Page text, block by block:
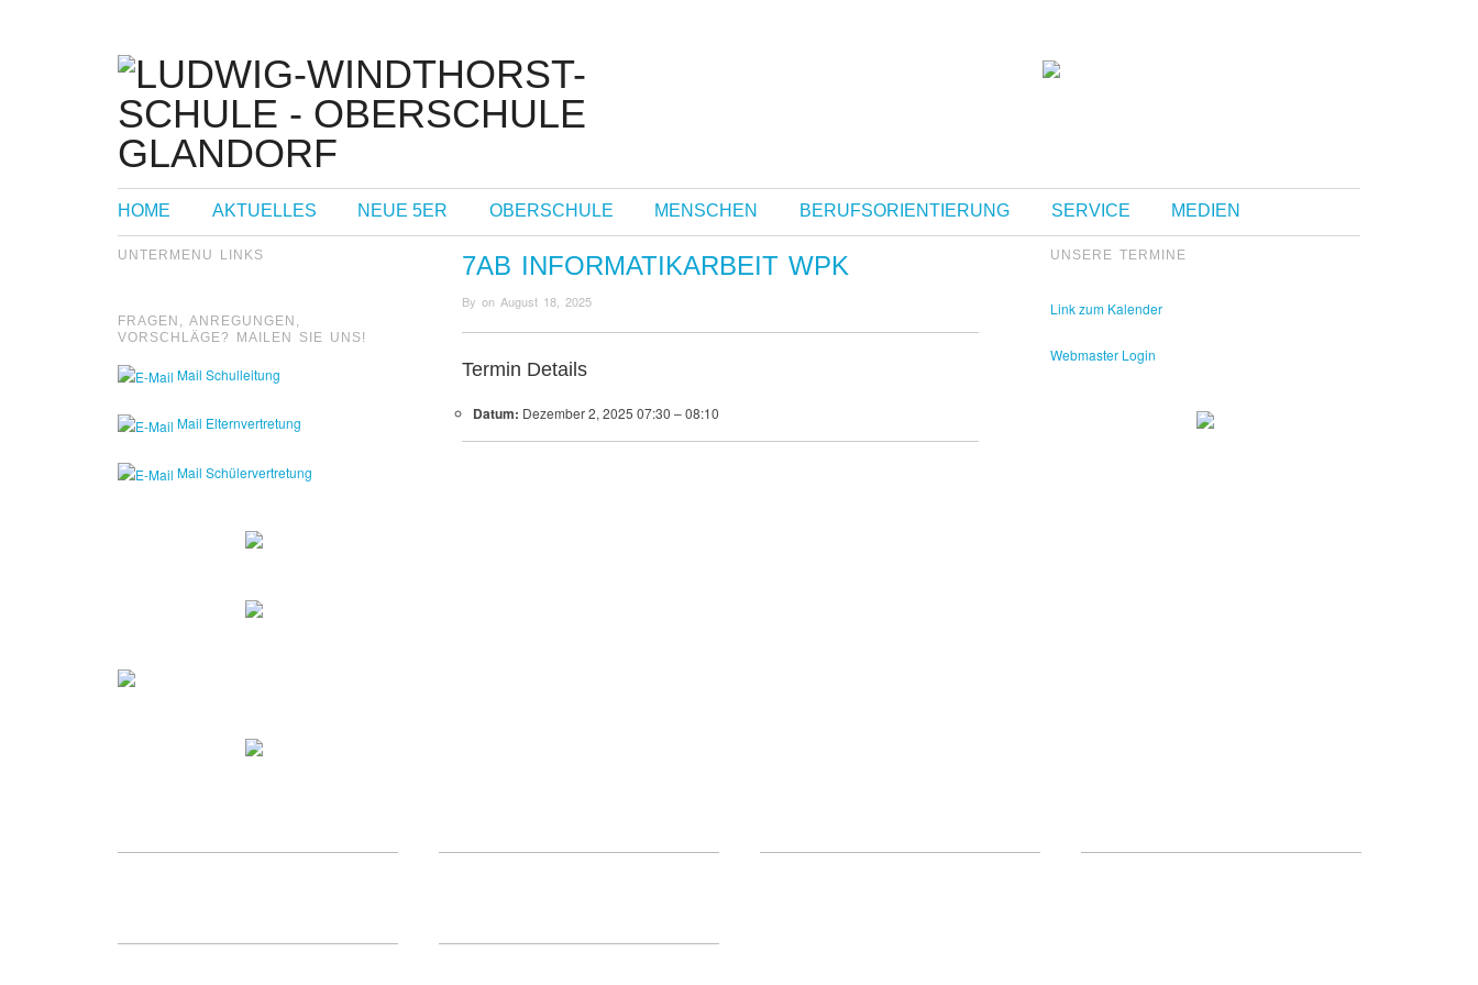
Telefon: 05426 9480-0
Fax: 05426 9480-20
HOME AKTUELLES NEUE 5ER OBERSCHULE MENSCHEN BERUFSORIENTIERUNG SERVICE MEDIEN
UNTERMENU LINKS
FRAGEN, ANREGUNGEN,
VORSCHLÄGE? MAILEN SIE UNS!
Mail Schulleitung
Mail Elternvertretung
Mail Schülervertretung
7AB INFORMATIKARBEIT WPK
Byon August 18, 2025
Termin Details
Datum: Dezember 2, 2025 07:30 –08:10
UNSERE TERMINE
Link zum Kalender
Webmaster Login